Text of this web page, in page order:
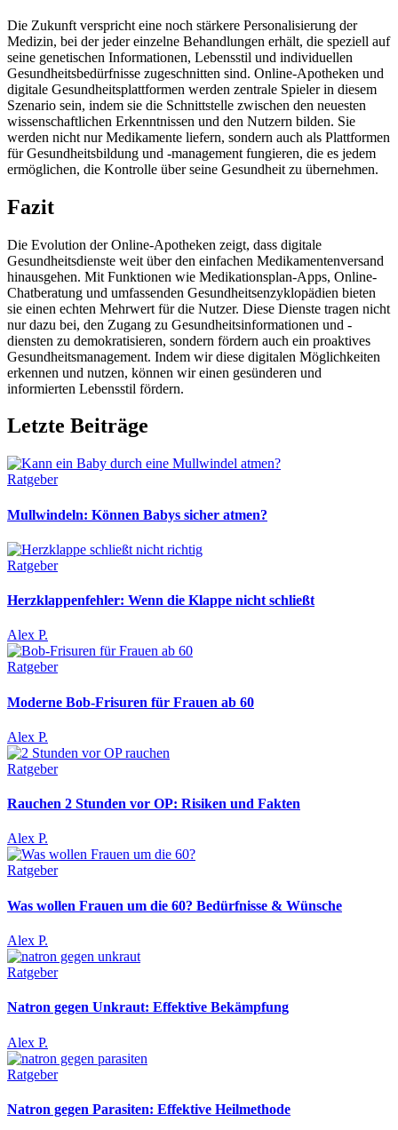
Die Zukunft verspricht eine noch stärkere Personalisierung der
Medizin, bei der jeder einzelne Behandlungen erhält, die speziell auf
seine genetischen Informationen, Lebensstil und individuellen
Gesundheitsbedürfnisse zugeschnitten sind. Online-Apotheken und
digitale Gesundheitsplattformen werden zentrale Spieler in diesem
Szenario sein, indem sie die Schnittstelle zwischen den neuesten
wissenschaftlichen Erkenntnissen und den Nutzern bilden. Sie
werden nicht nur Medikamente liefern, sondern auch als Plattformen
für Gesundheitsbildung und -management fungieren, die es jedem
ermöglichen, die Kontrolle über seine Gesundheit zu übernehmen.
Fazit
Die Evolution der Online-Apotheken zeigt, dass digitale
Gesundheitsdienste weit über den einfachen Medikamentenversand
hinausgehen. Mit Funktionen wie Medikationsplan-Apps, Online-
Chatberatung und umfassenden Gesundheitsenzyklopädien bieten
sie einen echten Mehrwert für die Nutzer. Diese Dienste tragen nicht
nur dazu bei, den Zugang zu Gesundheitsinformationen und -
diensten zu demokratisieren, sondern fördern auch ein proaktives
Gesundheitsmanagement. Indem wir diese digitalen Möglichkeiten
erkennen und nutzen, können wir einen gesünderen und
informierten Lebensstil fördern.
Letzte Beiträge
Ratgeber
Mullwindeln: Können Babys sicher atmen?
Ratgeber
Herzklappenfehler: Wenn die Klappe nicht schließt
Alex P.
Ratgeber
Moderne Bob-Frisuren für Frauen ab 60
Alex P.
Ratgeber
Rauchen 2 Stunden vor OP: Risiken und Fakten
Alex P.
Ratgeber
Was wollen Frauen um die 60? Bedürfnisse & Wünsche
Alex P.
Ratgeber
Natron gegen Unkraut: Effektive Bekämpfung
Alex P.
Ratgeber
Natron gegen Parasiten: Effektive Heilmethode